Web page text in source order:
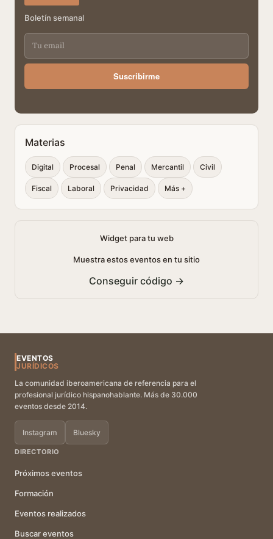
Boletín semanal
Suscribirme
Materias
Digital Procesal Penal Mercantil Civil
Fiscal Laboral Privacidad Más +
Widget para tu web
Muestra estos eventos en tu sitio
Conseguir código →
EVENTOS
JURÍDICOS
La comunidad iberoamericana de referencia para el
profesional jurídico hispanohablante. Más de 30.000
eventos desde 2014.
Instagram Bluesky
DIRECTORIO
Próximos eventos
Formación
Eventos realizados
Buscar eventos